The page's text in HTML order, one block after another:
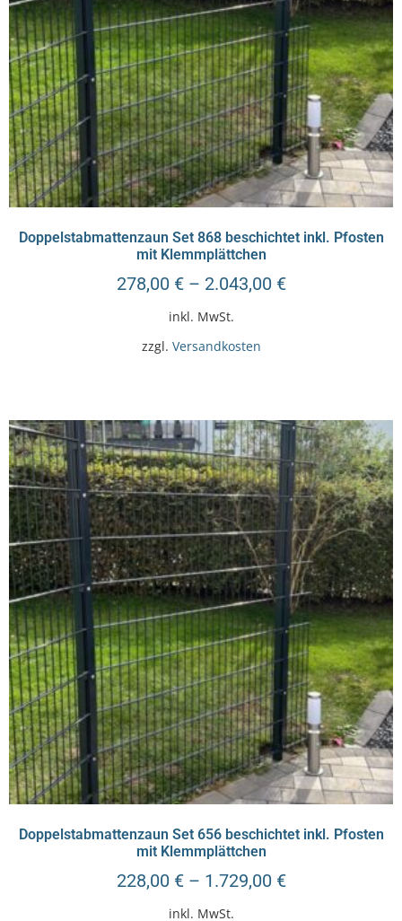
Doppelstabmattenzaun Set 868 beschichtet inkl. Pfosten
mit Klemmplättchen
278,00 €– 2.043,00 €
inkl. MwSt.
zzgl. Versandkosten
Doppelstabmattenzaun Set 656 beschichtet inkl. Pfosten
mit Klemmplättchen
228,00 €– 1.729,00 €
inkl. MwSt.